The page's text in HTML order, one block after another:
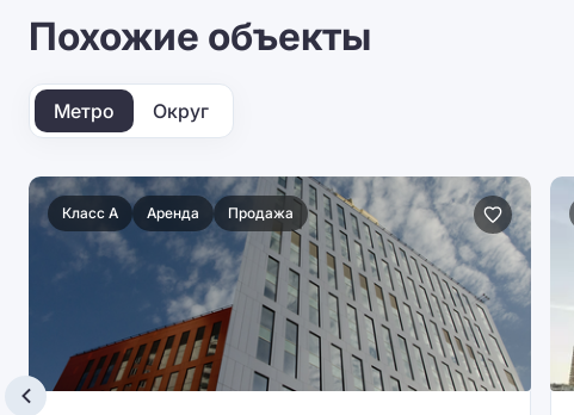
Похожие объекты
Метро Округ
Класс A Аренда Продажа